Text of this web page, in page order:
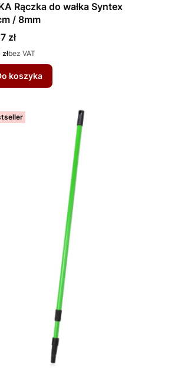
Rączka do wałka Syntex
/ 8mm
zł
bez VAT
koszyka